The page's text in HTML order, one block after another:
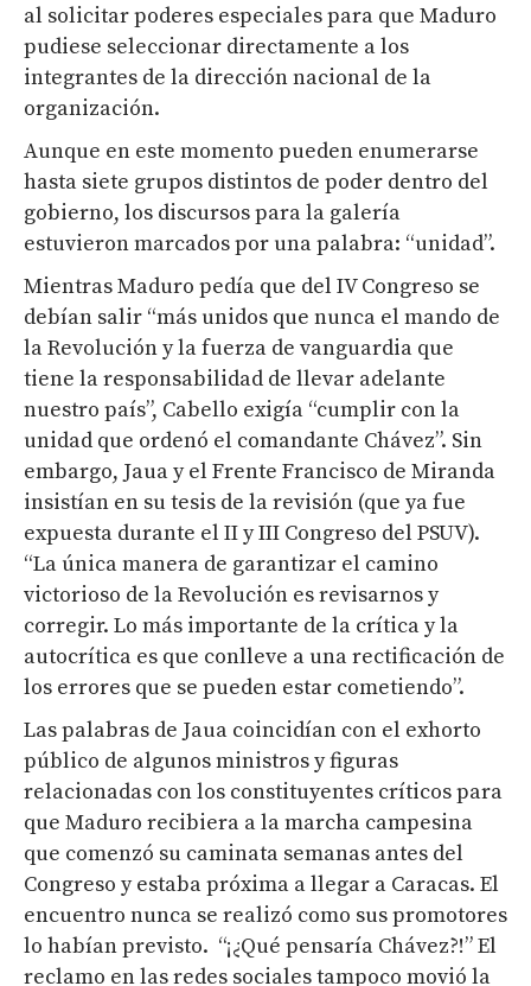
al solicitar poderes especiales para que Maduro
pudiese seleccionar directamente a los
integrantes de la dirección nacional de la
organización.
Aunque en este momento pueden enumerarse
hasta siete grupos distintos de poder dentro del
gobierno, los discursos para la galería
estuvieron marcados por una palabra: “unidad”.
Mientras Maduro pedía que del IV Congreso se
debían salir “más unidos que nunca el mando de
la Revolución y la fuerza de vanguardia que
tiene la responsabilidad de llevar adelante
nuestro país”, Cabello exigía “cumplir con la
unidad que ordenó el comandante Chávez”. Sin
embargo, Jaua y el Frente Francisco de Miranda
insistían en su tesis de la revisión (que ya fue
expuesta durante el II y III Congreso del PSUV).
“La única manera de garantizar el camino
victorioso de la Revolución es revisarnos y
corregir. Lo más importante de la crítica y la
autocrítica es que conlleve a una rectificación de
los errores que se pueden estar cometiendo”.
Las palabras de Jaua coincidían con el exhorto
público de algunos ministros y figuras
relacionadas con los constituyentes críticos para
que Maduro recibiera a la marcha campesina
que comenzó su caminata semanas antes del
Congreso y estaba próxima a llegar a Caracas. El
encuentro nunca se realizó como sus promotores
lo habían previsto. “¡¿Qué pensaría Chávez?!” El
reclamo en las redes sociales tampoco movió la